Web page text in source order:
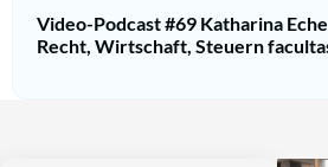
Video-Podcast #69 Katharina
Recht, Wirtschaft, Steuern